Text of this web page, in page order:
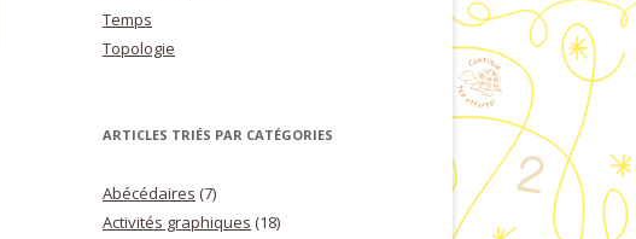
Temps
Topologie
ARTICLES TRIÉS PAR CATÉGORIES
Abécédaires (7)
Activités graphiques (18)